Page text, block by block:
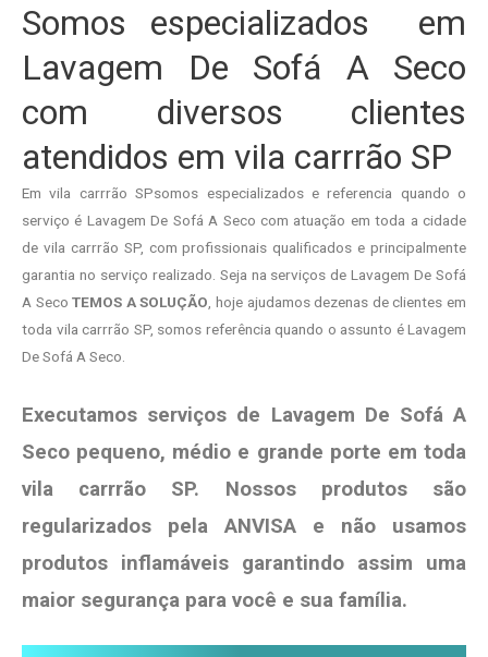
Somos especializados em
Lavagem De Sofá A Seco
com diversos clientes
atendidos em vila carrrão SP
Em vila carrrão SPsomos especializados e referencia quando o
serviço é Lavagem De Sofá A Seco com atuação em toda a cidade
de vila carrrão SP, com profissionais qualificados e principalmente
garantia no serviço realizado. Seja na serviços de Lavagem De Sofá
A SecoTEMOS A SOLUÇÃO , hoje ajudamos dezenas de clientes em
toda vila carrrão SP, somos referência quando o assunto é Lavagem
De Sofá A Seco.
Executamos serviços de Lavagem De Sofá A
Seco pequeno, médio e grande porte em toda
vila carrrão SP. Nossos produtos são
regularizados pela ANVISA e não usamos
produtos inflamáveis garantindo assim uma
maior segurança para você e sua família.